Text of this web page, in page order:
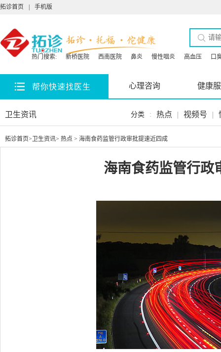
拓诊首页 手机版
热门搜索: 新桥医院 西南医院 鼻炎 慢性咽炎 高血压 口
帮你快速找医生 心理咨询 健康
卫生资讯 分类 : 热点 | 视频号 |
拓诊首页> 卫生资讯> 热点 > 海南食药监管行政审批提速近四成
海南食药监管行政